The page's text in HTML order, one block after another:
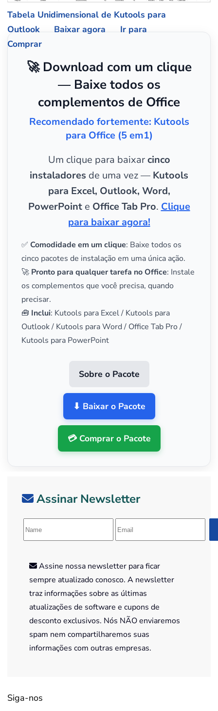
Tabela Unidimensional de Kutools para
Outlook
Baixar agora
Ir para
Comprar
🚀 Download com um clique
— Baixe todos os
complementos de Office
Recomendado fortemente: Kutools
para Office (5 em1)
Um clique para baixarcinco
instaladores de uma vez — Kutools
para Excel, Outlook, Word,
PowerPointe Office Tab Pro. Clique
para baixar agora!
✅ Comodidade em um clique: Baixe todos os
cinco pacotes de instalação em uma única ação.
🚀 Pronto para qualquer tarefa no Office: Instale
os complementos que você precisa, quando
precisar.
🧰 Inclui: Kutools para Excel / Kutools para
Outlook / Kutools para Word / Office Tab Pro /
Kutools para PowerPoint
Sobre o Pacote
⬇ Baixar o Pacote
💳 Comprar o Pacote
Assinar Newsletter
Assine nossa newsletter para ficar
sempre atualizado conosco. A newsletter
traz informações sobre as últimas
atualizações de software e cupons de
desconto exclusivos. Nós NÃO enviaremos
spam nem compartilharemos suas
informações com outras empresas.
Siga-nos